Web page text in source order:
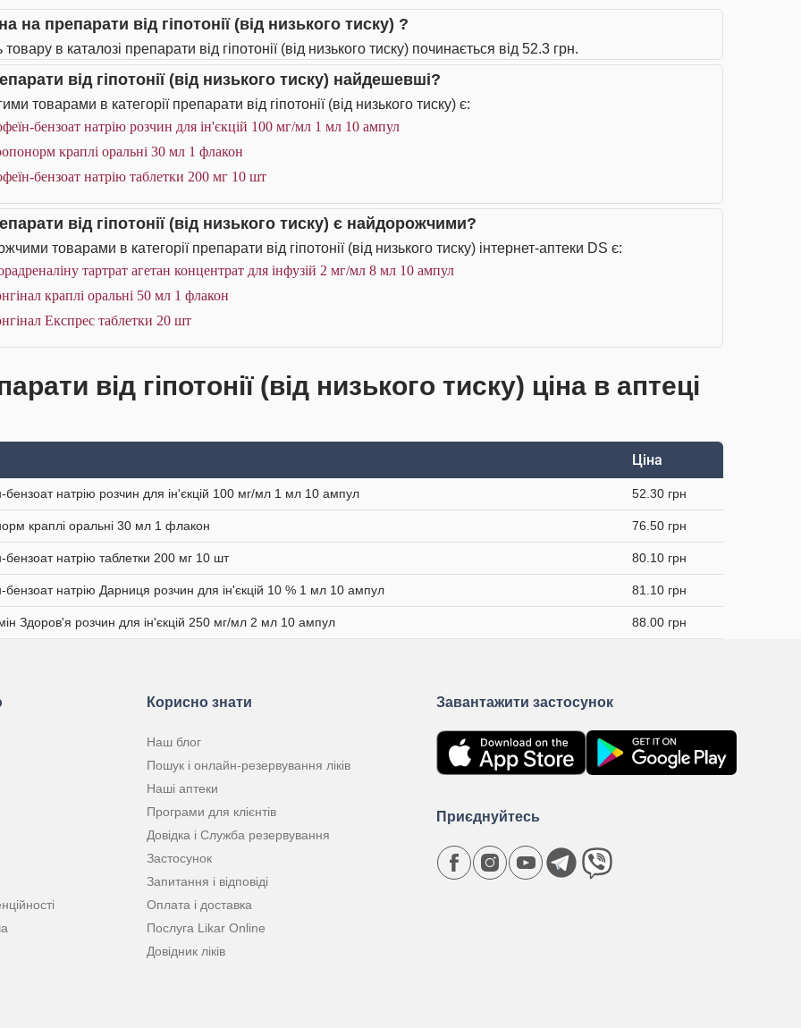
на препарати від гіпотонії (від низького тиску) ?
товару в каталозі препарати від гіпотонії (від низького тиску) починається від 52.3 грн.
від гіпотонії (від низького тиску) найдешевші?
товарами в категорії препарати від гіпотонії (від низького тиску) є:
бензоат натрію розчин для ін'єкцій 100 мг/мл 1 мл 10 ампул
краплі оральні 30 мл 1 флакон
бензоат натрію таблетки 200 мг 10 шт
від гіпотонії (від низького тиску) є найдорожчими?
товарами в категорії препарати від гіпотонії (від низького тиску) інтернет-аптеки DS є:
тартрат агетан концентрат для інфузій 2 мг/мл 8 мл 10 ампул
краплі оральні 50 мл 1 флакон
Експрес таблетки 20 шт
від гіпотонії (від низького тиску) ціна в аптеці
Ціна
бензоат натрію розчин для ін'єкцій 100 мг/мл 1 мл 10 ампул 52.30 грн
краплі оральні 30 мл 1 флакон 76.50 грн
бензоат натрію таблетки 200 мг 10 шт 80.10 грн
бензоат натрію Дарниця розчин для ін'єкцій 10 % 1 мл 10 ампул 81.10 грн
Здоров'я розчин для ін'єкцій 250 мг/мл 2 мл 10 ампул 88.00 грн
Корисно знати
Наш блог
Пошук і онлайн-резервування ліків
Наші аптеки
Програми для клієнтів
Довідка і Служба резервування
Застосунок
Запитання і відповіді
Оплата і доставка
Послуга Likar Online
Довідник ліків
Завантажити застосунок
Приєднуйтесь